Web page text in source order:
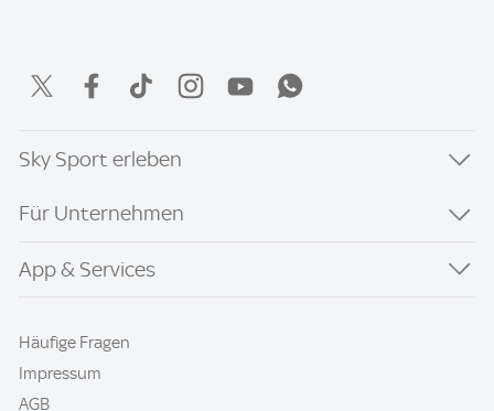
Sky Sport erleben
Für Unternehmen
App & Services
Häufige Fragen
Impressum
AGB